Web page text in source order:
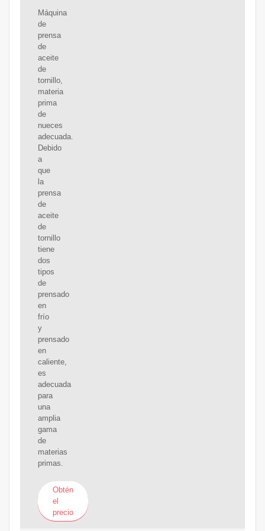
Máquina
de
prensa
de
aceite
de
tornillo,
materia
prima
de
nueces
adecuada.
Debido
a
que
la
prensa
de
aceite
de
tornillo
tiene
dos
tipos
de
prensado
en
frío
y
prensado
en
caliente,
es
adecuada
para
una
amplia
gama
de
materias
primas.
Obtén
el
precio